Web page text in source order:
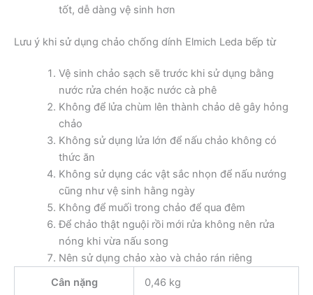
tốt, dễ dàng vệ sinh hơn
Lưu ý khi sử dụng chảo chống dính Elmich Leda bếp từ
Vệ sinh chảo sạch sẽ trước khi sử dụng bằng
nước rửa chén hoặc nước cà phê
Không để lửa chùm lên thành chảo dê gây hỏng
chảo
Không sử dụng lửa lớn để nấu chảo không có
thức ăn
Không sử dụng các vật sắc nhọn để nấu nướng
cũng như vệ sinh hằng ngày
Không để muối trong chảo để qua đêm
Để chảo thật nguội rồi mới rửa không nên rửa
nóng khi vừa nấu song
Nên sử dụng chảo xào và chảo rán riêng
Cân nặng
0,46 kg